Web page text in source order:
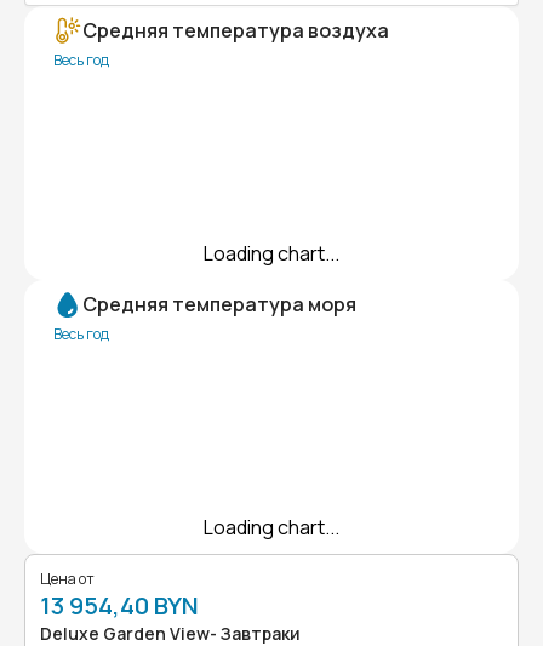
Средняя температура воздуха
Весь год
Loading chart...
Средняя температура моря
Весь год
Loading chart...
Цена от
13 954,40 BYN
Deluxe Garden View- Завтраки